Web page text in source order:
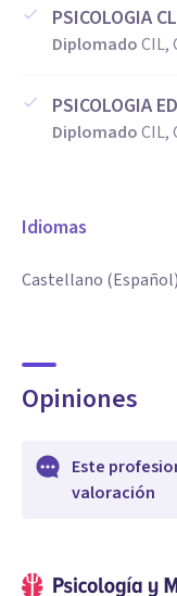
PSICOLOGIA
DiplomadoCIL,
PSICOLOGIA
DiplomadoCIL,
Idiomas
Castellano (Español)
Opiniones
Este
valoración